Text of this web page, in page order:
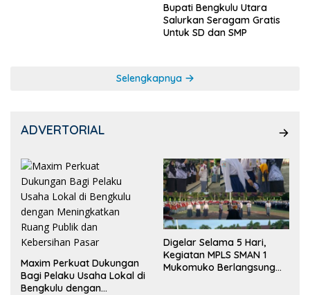
Bupati Bengkulu Utara
Salurkan Seragam Gratis
Untuk SD dan SMP
Selengkapnya
ADVERTORIAL
Maxim Perkuat Dukungan
Bagi Pelaku Usaha Lokal di
Bengkulu dengan
Digelar Selama 5 Hari,
Kegiatan MPLS SMAN 1
Mukomuko Berlangsung